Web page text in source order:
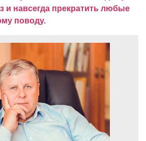
и навсегда прекратить любые
поводу.